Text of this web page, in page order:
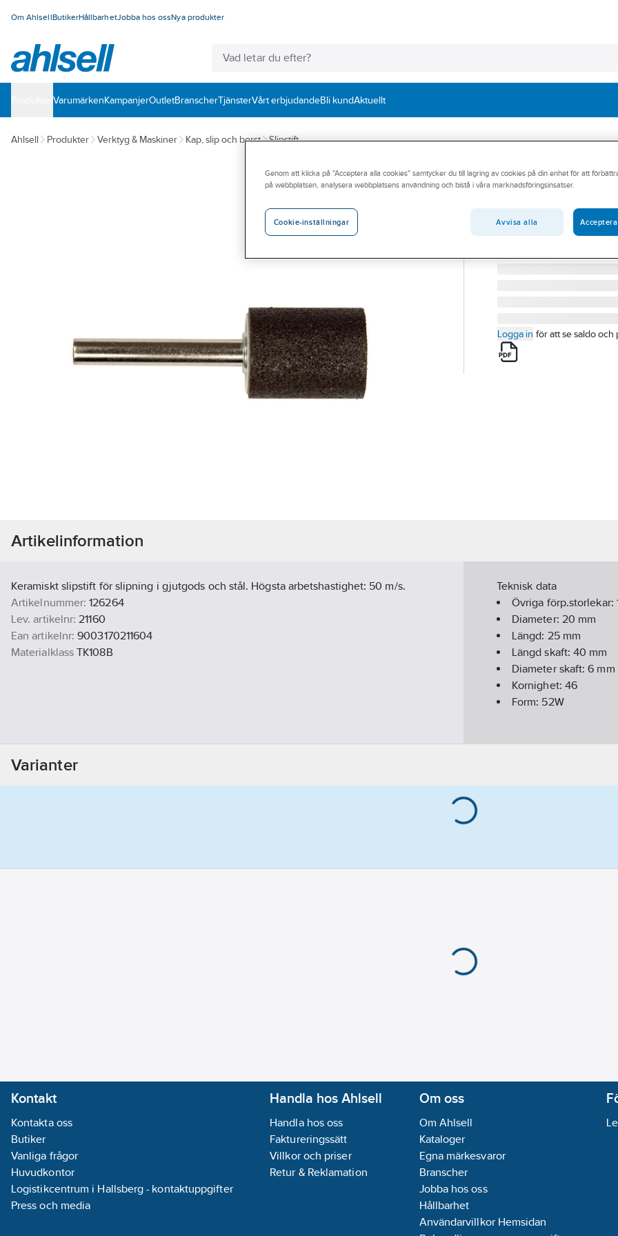
Om AhlsellButikerHållbarhetJobba hos ossNya produkter
VarumärkenKampanjerOutletBranscherTjänsterVårt erbjudandeBli kundAktuellt
Ahlsell Produkter Verktyg & Maskiner Kap, slip och borst Slipstift
TYROLIT
Keramiska stift
SLIPSTIFT TYROLIT
Artikelnummer:
126264
21160
Logga in för att se saldo och
Artikelinformation
Keramiskt slipstift för slipning i gjutgods och stål. Högsta arbetshastighet: 50 m/s.
Artikelnummer: 126264
Lev. artikelnr: 21160
Ean artikelnr: 9003170211604
Materialklass TK108B
Teknisk data
Övriga förp.storlekar:
Diameter: 20 mm
Längd: 25mm
Längd skaft:40 mm
Diameter skaft:6 mm
Kornighet: 46
Form: 52W
Varianter
Kontakt
Kontakta oss
Butiker
Vanliga frågor
Huvudkontor
Logistikcentrum i Hallsberg - kontaktuppgifter
Press och media
Handla hos Ahlsell
Handla hos oss
Faktureringssätt
Villkor och priser
Retur & Reklamation
Om oss
Om Ahlsell
Kataloger
Egna märkesvaror
Branscher
Jobba hos oss
Hållbarhet
Användarvillkor Hemsidan
Genom att klicka på "Acceptera alla cookies" samtycker du till lagring av cookies på din enhet för att
på webbplatsen, analysera webbplatsens användning och bistå i våra marknadsföringsinsatser.
Cookie-inställningar Avvisa alla